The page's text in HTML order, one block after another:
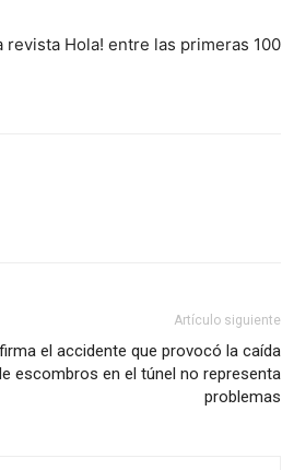
Hola! entre las primeras 100
Artículo siguiente
el accidente que provocó la caída
escombros en el túnel no representa
problemas